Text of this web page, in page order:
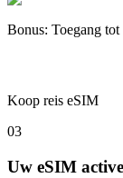
Bonus: Toegang
Koop reis eSIM
03
Uw eSIM